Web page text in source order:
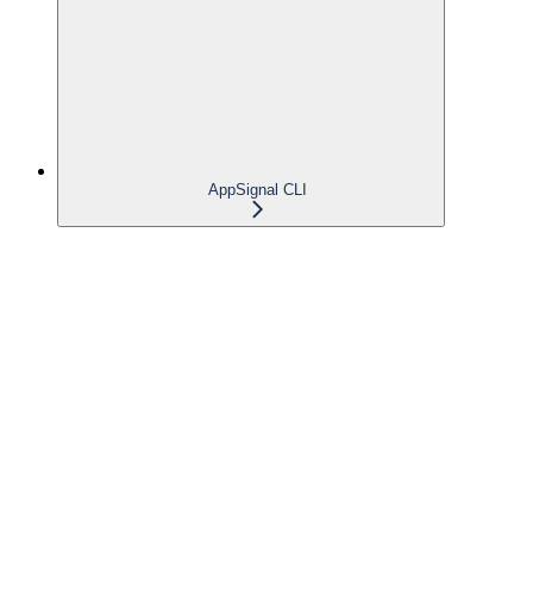
AppSignal CLI